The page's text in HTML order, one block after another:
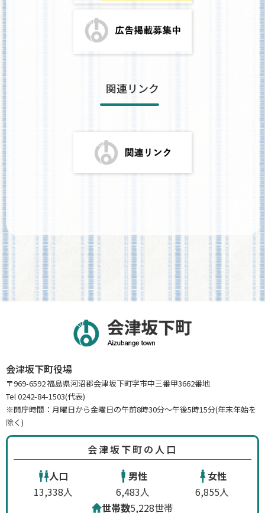
関連リンク
会津坂下町役場
〒969-6592 福島県河沼郡会津坂下町字市中三番甲3662番地
Tel 0242-84-1503(代表)
※開庁時間：月曜日から金曜日の午前8時30分～午後5時15分(年末年始を
除く)
会津坂下町の人口
人口
13,338人
男性
6,483人
女性
6,855人
世帯数5,228世帯